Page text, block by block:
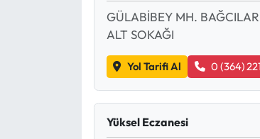
GÜLABİBEY MH.
ALT SOKAĞI
Yol Tarifi Al 0 (364)
Yüksel Eczanesi
Mecitözü Haberleri
Oğuzlar Haberleri
Ortaköy Haberleri